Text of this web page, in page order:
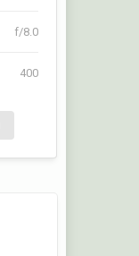
f/8.0
400